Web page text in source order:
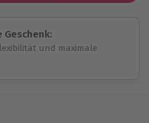
Geschenk:
und maximale
Erlebnisse einlösbar.